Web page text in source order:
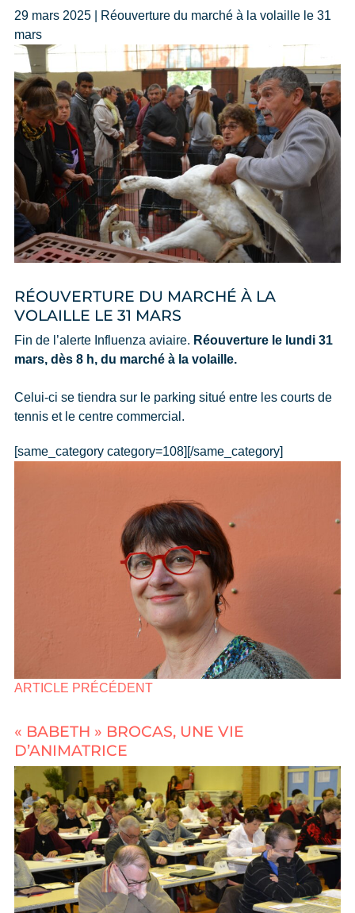
29 mars 2025 | Réouverture du marché à la volaille le 31
mars
RÉOUVERTURE DU MARCHÉ À LA
VOLAILLE LE 31 MARS
Fin de l’alerte Influenza aviaire. Réouverture le lundi 31
mars, dès 8 h, du marché à la volaille.
Celui-ci se tiendra sur le parking situé entre les courts de
tennis et le centre commercial.
[same_category category=108][/same_category]
ARTICLE PRÉCÉDENT
« BABETH » BROCAS, UNE VIE
D’ANIMATRICE